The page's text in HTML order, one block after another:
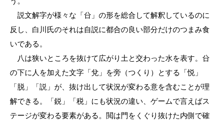
説文解字が様々な「㕣」の形を総合して解釈しているのに
反し、白川氏のそれは自説に都合の良い部分だけのつまみ食
いである。
八は狭いところを抜けて広がり土と交わった水を表す。㕣
の下に人を加えた文字「兌」を旁（つくり）とする「悦」
「脱」「説」が、抜け出して状況が変わる意を含むことが理
解できる。「鋭」「税」にも状況の違い、ゲームで言えばス
テージが変わる要素がある。閲は門をくぐり抜けた内側で確